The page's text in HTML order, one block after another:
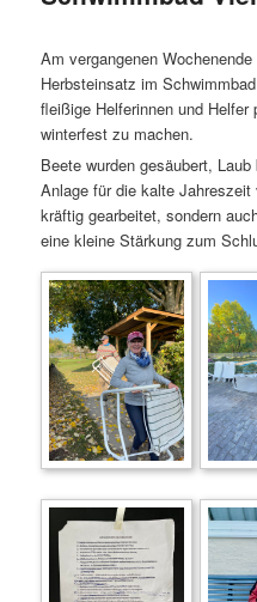
Am vergangenen
Herbsteinsatz im
fleißige Helferinnen und
winterfest zu machen.
Beete wurden gesäubert,
Anlage für die kalte
kräftig gearbeitet, sondern
eine kleine Stärkung zum